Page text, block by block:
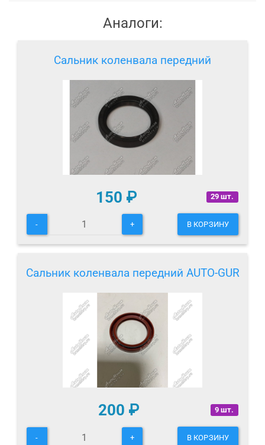
Аналоги:
Сальник коленвала передний
29 шт.
150 ₽
- + В КОРЗИНУ
Сальник коленвала передний AUTO-GUR
9 шт.
200 ₽
- + В КОРЗИНУ